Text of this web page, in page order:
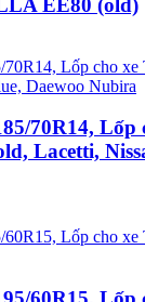
EE80 (old)
70R14, Lốp
Lacetti,